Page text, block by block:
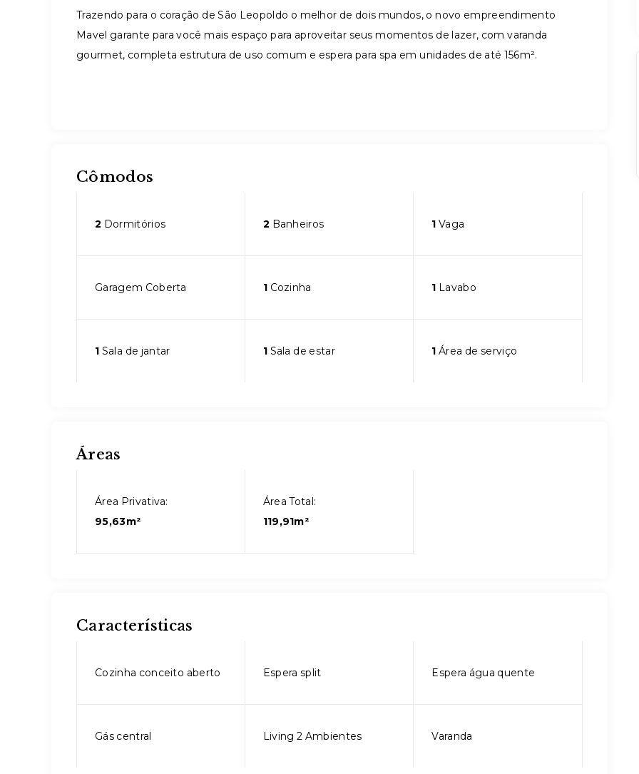
Trazendo para o coração de São Leopoldo o melhor de dois mundos, o novo empreendimento
Mavel garante para você mais espaço para aproveitar seus momentos de lazer, com varanda
gourmet, completa estrutura de uso comum e espera para spa em unidades de até 156m².
Cômodos
2 Dormitórios 2 Banheiros 1 Vaga
Garagem Coberta 1Cozinha 1 Lavabo
1 Sala de jantar 1Sala de estar 1 Área de serviço
Áreas
Área Privativa:
95,63m²
Área Total:
119,91m²
Características
Cozinha conceito aberto Espera split Espera água quente
Gás central Living 2 Ambientes Varanda